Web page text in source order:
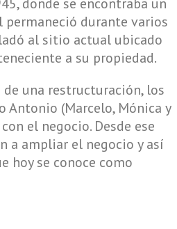
permaneció durante varios
al sitio actual ubicado
a su propiedad.
de una restructuración, los
Antonio (Marcelo, Mónica y
el negocio. Desde ese
a ampliar el negocio y así
hoy se conoce como